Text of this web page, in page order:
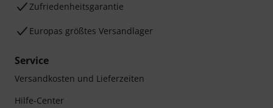
Zufriedenheitsgarantie
Europas größtes Versandlager
Service
Versandkosten und Lieferzeiten
Hilfe-Center